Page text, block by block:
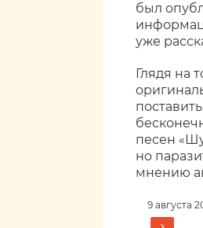
был
уже
Глядя на
песен
но
мнению
9 августа